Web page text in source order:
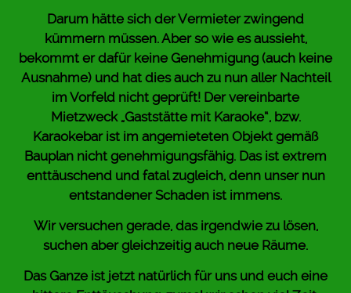
Darum hätte sich der Vermieter zwingend
kümmern müssen. Aber so wie es aussieht,
bekommt er dafür keine Genehmigung (auch keine
Ausnahme) und hat dies auch zu nun aller Nachteil
im Vorfeld nicht geprüft! Der vereinbarte
Mietzweck „Gaststätte mit Karaoke“, bzw.
Karaokebar ist im angemieteten Objekt gemäß
Bauplan nicht genehmigungsfähig. Das ist extrem
enttäuschend und fatal zugleich, denn unser nun
entstandener Schaden ist immens.
Wir versuchen gerade, das irgendwie zu lösen,
suchen aber gleichzeitig auch neue Räume.
Das Ganze ist jetzt natürlich für uns und euch eine